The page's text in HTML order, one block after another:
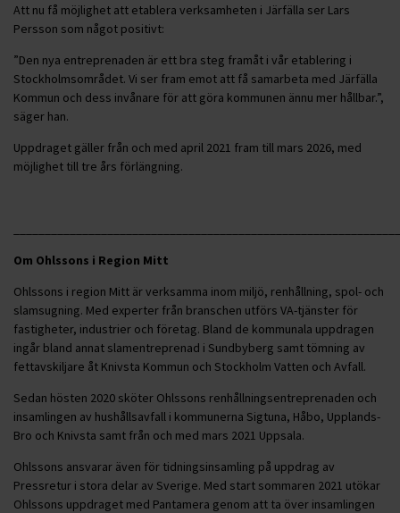
Att nu få möjlighet att etablera verksamheten i Järfälla ser Lars
Persson som något positivt:
”Den nya entreprenaden är ett bra steg framåt i vår etablering i
Stockholmsområdet. Vi ser fram emot att få samarbeta med Järfälla
Kommun och dess invånare för att göra kommunen ännu mer hållbar.”,
säger han.
Uppdraget gäller från och med april 2021 fram till mars 2026, med
möjlighet till tre års förlängning.
Om Ohlssons i Region Mitt
Ohlssons i region Mitt är verksamma inom miljö, renhållning, spol- och
slamsugning. Med experter från branschen utförs VA-tjänster för
fastigheter, industrier och företag. Bland de kommunala uppdragen
ingår bland annat slamentreprenad i Sundbyberg samt tömning av
fettavskiljare åt Knivsta Kommun och Stockholm Vatten och Avfall.
Sedan hösten 2020 sköter Ohlssons renhållningsentreprenaden och
insamlingen av hushållsavfall i kommunerna Sigtuna, Håbo, Upplands-
Bro och Knivsta samt från och med mars 2021 Uppsala.
Ohlssons ansvarar även för tidningsinsamling på uppdrag av
Pressretur i stora delar av Sverige. Med start sommaren 2021 utökar
Ohlssons uppdraget med Pantamera genom att ta över insamlingen